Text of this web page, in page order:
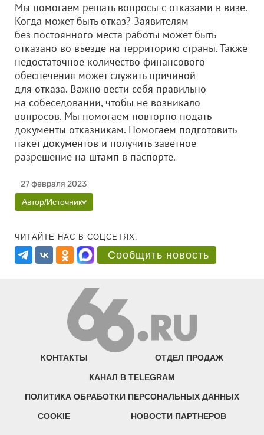
Мы помогаем решать вопросы с отказами в визе.
Когда может быть отказ? Заявителям
без постоянного места работы может быть
отказано во въезде на территорию страны. Также
недостаточное количество финансового
обеспечения может служить причиной
для отказа. Важно вести себя правильно
на собеседовании, чтобы не возникало
вопросов. Мы помогаем повторно подать
документы отказникам. Помогаем подготовить
пакет документов и получить заветное
разрешение на штамп в паспорте.
27 февраля 2023
Автор/Источник
ЧИТАЙТЕ НАС В СОЦСЕТЯХ:
Сообщить новость
КОНТАКТЫ ОТДЕЛ ПРОДАЖ
КАНАЛ В TELEGRAM
ПОЛИТИКА ОБРАБОТКИ ПЕРСОНАЛЬНЫХ ДАННЫХ
COOKIE НОВОСТИ ПАРТНЕРОВ